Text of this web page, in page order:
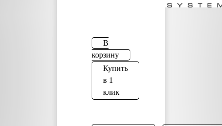
В
корзину
Купить
в 1
клик